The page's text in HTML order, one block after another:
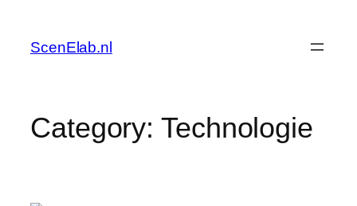
content
ScenElab.nl
Category: Technologie